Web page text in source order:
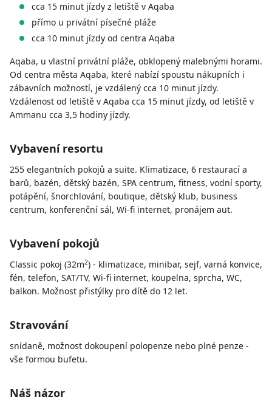
cca 15 minut jízdy z letiště v Aqaba
přímo u privátní písečné pláže
cca 10 minut jízdy od centra Aqaba
Aqaba, u vlastní privátní pláže, obklopený malebnými horami.
Od centra města Aqaba, které nabízí spoustu nákupních i
zábavních možností, je vzdálený cca 10 minut jízdy.
Vzdálenost od letiště v Aqaba cca 15 minut jízdy, od letiště v
Ammanu cca 3,5 hodiny jízdy.
Vybavení resortu
255 elegantních pokojů a suite. Klimatizace, 6 restaurací a
barů, bazén, dětský bazén, SPA centrum, fitness, vodní sporty,
potápění, šnorchlování, boutique, dětský klub, business
centrum, konferenční sál, Wi-fi internet, pronájem aut.
Vybavení pokojů
Classic pokoj (32m2) - klimatizace, minibar, sejf, varná konvice,
fén, telefon, SAT/TV, Wi-fi internet, koupelna, sprcha, WC,
balkon. Možnost přistýlky pro dítě do 12 let.
Stravování
snídaně, možnost dokoupení polopenze nebo plné penze -
vše formou bufetu.
Náš názor